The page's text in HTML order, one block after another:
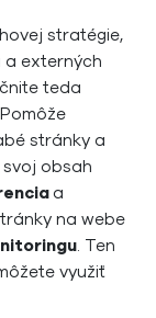
stratégie,
a externých
teda
stránky a
obsah
a
na webe
. Ten
využiť